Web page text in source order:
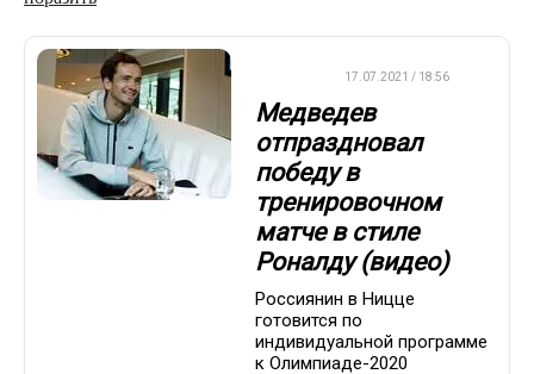
17.07.2021 / 18:56
Медведев
отпраздновал
победу в
тренировочном
матче в стиле
Роналду (видео)
Россиянин в Ницце
готовится по
индивидуальной программе
к Олимпиаде-2020